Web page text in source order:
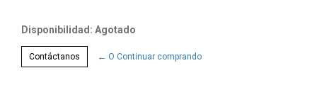
Disponibilidad: Agotado
Contáctanos ← O Continuar comprando